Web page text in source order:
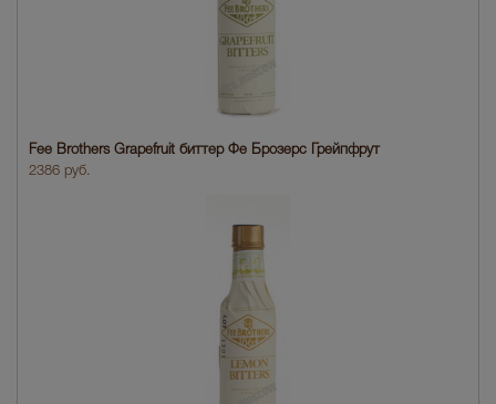
Fee Brothers Grapefruit биттер Фе Брозерс Грейпфрут
2386 руб.